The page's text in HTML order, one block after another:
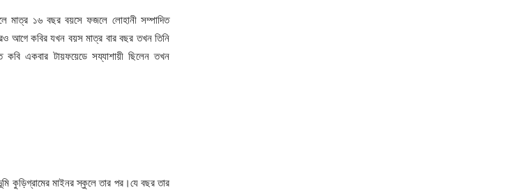
মাত্র ১৬ বছর বয়সে ফজলে লোহানী সম্পাদিত
আগে কবির যখন বয়স মাত্র বার বছর তখন তিনি
কবি একবার টায়ফয়েডে সয্যাশায়ী ছিলেন তখন
কুড়িগ্রামের মাইনর স্কুলে তার পর।যে বছর তার